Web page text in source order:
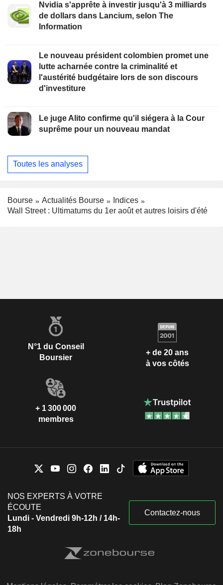
Nvidia s'apprête à investir jusqu'à 3 milliards
de dollars dans Lancium, selon The
Information
Le nouveau président colombien promet une
lutte acharnée contre la criminalité et
l'austérité budgétaire lors de son discours
d'investiture
Le juge Alito confirme qu'il siégera à la Cour
suprême pour un nouveau mandat
Toutes les analyses
Bourse Actualités Bourse
Indices
Wall Street : Ultimatums du 1er août et autres loisirs d'été
N°1 du Conseil
Boursier
+ de 20 ans
à vos côtés
+ 1 300 000
membres
NOS EXPERTS À VOTRE
ÉCOUTE
Lundi - Vendredi 9h-12h / 14h-
18h
Contactez-nous